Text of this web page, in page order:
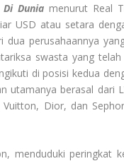
Dunia menurut Real
USD atau setara
dua perusahaannya
swasta yang
di posisi kedua
utamanya berasal dari
Dior, dan
menduduki peringkat